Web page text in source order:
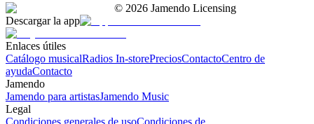
© 2026 Jamendo Licensing
Descargar la app
Enlaces útiles
Catálogo musicalRadios In-storePreciosContactoCentro de
ayudaContacto
Jamendo
Jamendo para artistasJamendo Music
Legal
Condiciones generales de usoCondiciones de